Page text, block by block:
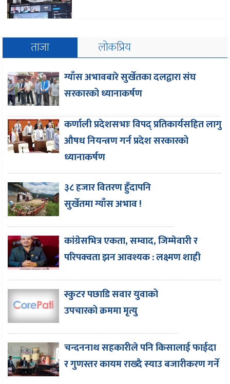
ताजा लोकप्रिय
ग्याँस अभावबारे सुर्खेतका दलद्वारा संघ
सरकारको ध्यानाकर्षण
कर्णाली प्रदेशसभाः विपद् प्रतिकार्यसहित लागु
औषध नियन्त्रण गर्न प्रदेश सरकारको
ध्यानाकर्षण
३८ हजार वितरण हुँदापनि
सुर्खेतमा ग्याँस अभाव !
कांग्रेसभित्र एकता, सम्वाद, जिम्मेवारी र
परिपक्वता झन आवश्यक : लक्ष्मण शाही
स्कुटर पछाडि सवार युवाको
उपचारको क्रममा मृत्यु
चन्दननाथ सहकारीले पनि किसालाई फाईदा
र गुणस्तर कायम राख्दै स्याउ बजारीकरण गर्ने